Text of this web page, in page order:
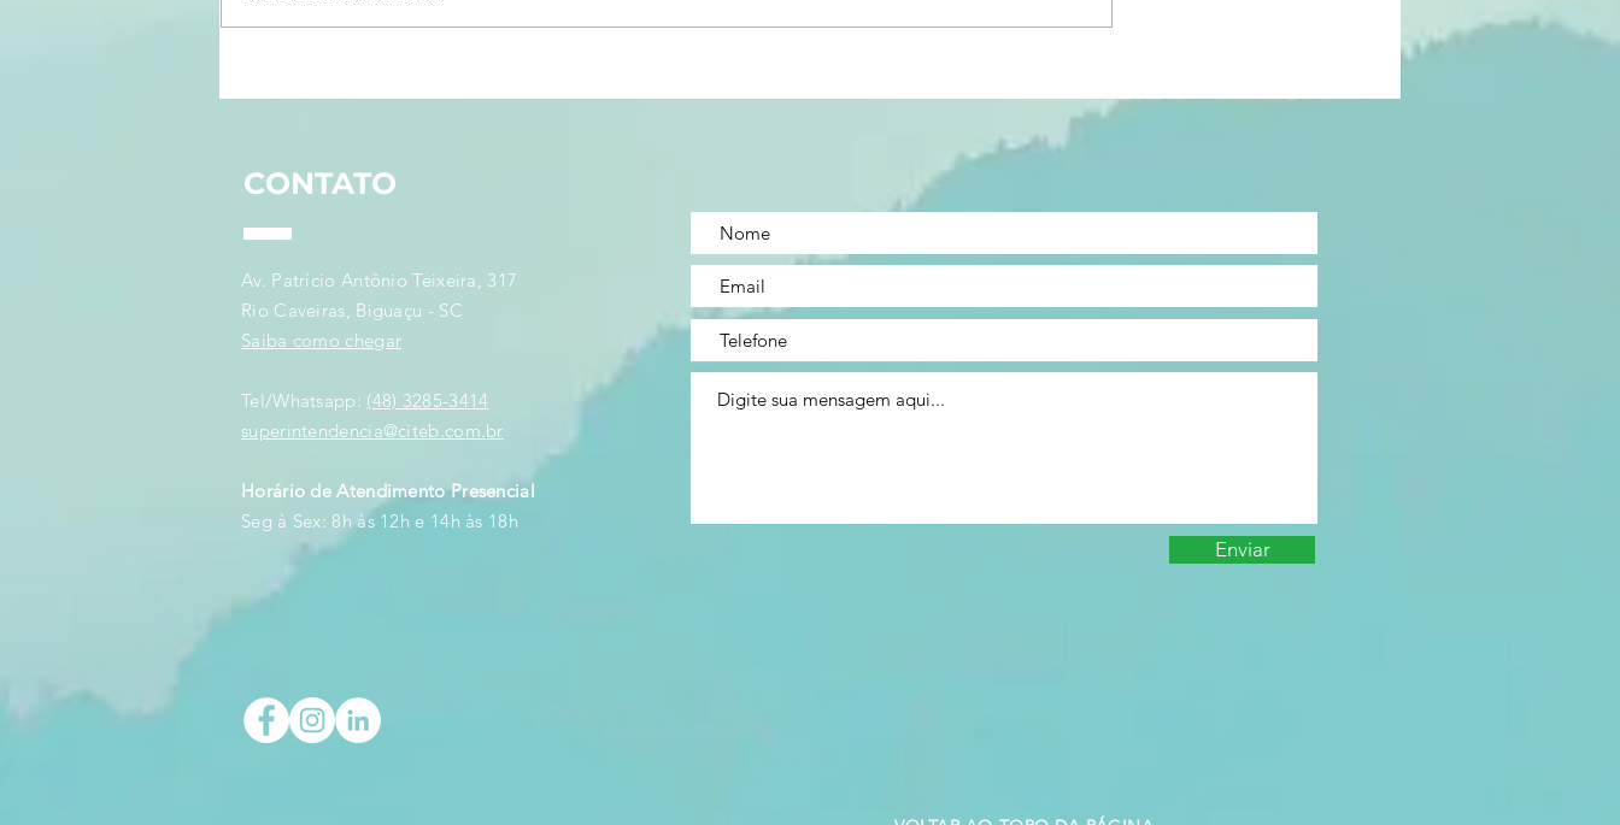
CONTATO
Av. Patrício Antônio Teixeira, 317
Rio Caveiras, Biguaçu - SC
Saiba como chegar
Tel/Whatsapp: (48) 3285-3414
superintendencia@citeb.com.br
Horário de Atendimento Presencial
Seg à Sex: 8h às 12h e 14h às 18h
Enviar